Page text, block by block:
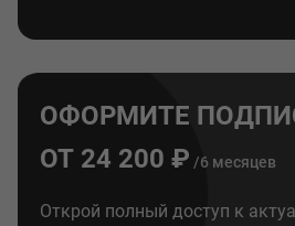
ОФОРМИТЕ
ОТ 24 200 ₽ /6 месяцев
Открой полный доступ к